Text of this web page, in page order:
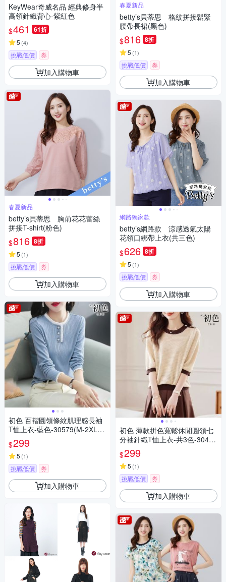
KeyWear奇威名品 經典修身半
高領針織背心-紫紅色
$461 61折
5 (4)
挑戰低價 券
加入購物車
春夏新品
betty’s貝蒂思 胸前花花蕾絲
拼接T-shirt(粉色)
$816 8折
5 (1)
挑戰低價 券
加入購物車
初色 百褶圓領條紋肌理感長袖
T恤上衣-藍色-30579(M-2XL可
選)
$299
5 (1)
挑戰低價 券
加入購物車
春夏新品
betty’s貝蒂思 格紋拼接鬆緊
腰帶長裙(黑色)
$816 8折
5 (1)
挑戰低價 券
加入購物車
網路獨家款
betty’s網路款 涼感透氣太陽
花領口綁帶上衣(共三色)
$626 8折
5 (1)
挑戰低價 券
加入購物車
初色 薄款拼色寬鬆休閒圓領七
分袖針織T恤上衣-共3色-30420
(F可選)
$299
5 (1)
挑戰低價 券
加入購物車